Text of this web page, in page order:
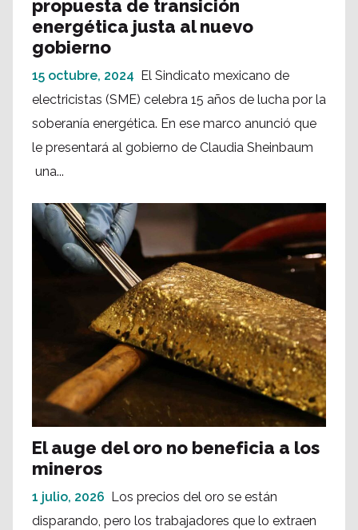
propuesta de transición
energética justa al nuevo
gobierno
15 octubre, 2024 El Sindicato mexicano de
electricistas (SME) celebra 15 años de lucha por la
soberanía energética. En ese marco anunció que
le presentará al gobierno de Claudia Sheinbaum
una...
El auge del oro no beneficia a los
mineros
1 julio, 2026 Los precios del oro se están
disparando, pero los trabajadores que lo extraen